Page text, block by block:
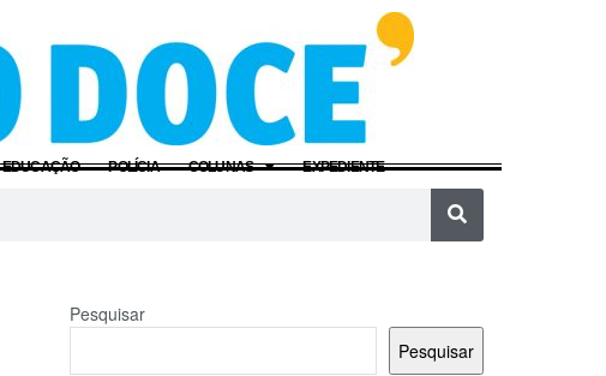
EDUCAÇÃO POLÍCIA COLUNAS EXPEDIENTE
Pesquisar
Pesquisar